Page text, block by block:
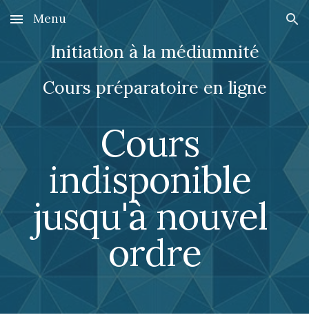
Skip to main content Skip to navigation
Menu
Initiation à la médiumnité
Cours préparatoire en ligne
Cours
indisponible
jusqu'à nouvel
ordre